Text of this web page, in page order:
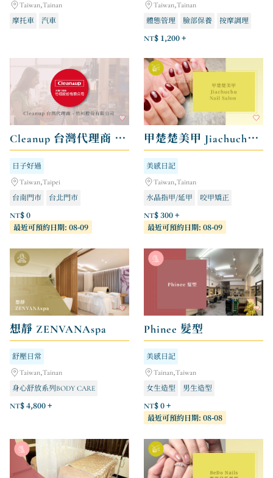
Taiwan,Tainan
摩托車
汽車
Taiwan,Tainan
體態管理
臉部保養 按摩調理
NT$ 1,200 +
Cleanup 台灣代理商 - 竹桓股份有限公司
日子好過
Taiwan,Taipei
台南門市
台北門市
NT$ 0
最近可預約日期: 08-09
甲楚楚美甲 Jiachuchu Nail Salon
美感日記
Taiwan,Tainan
水晶指甲/延甲
咬甲矯正
美甲造型
NT$ 300 +
最近可預約日期: 08-09
想靜 ZENVANAspa
舒壓日常
Taiwan,Tainan
身心舒放系列BODY CARE
臉部呵護系列FACIAL CARE
NT$ 4,800 +
Phinee 髮型
美感日記
Tainan,Taiwan
女生造型
男生造型
NT$ 0 +
最近可預約日期: 08-08